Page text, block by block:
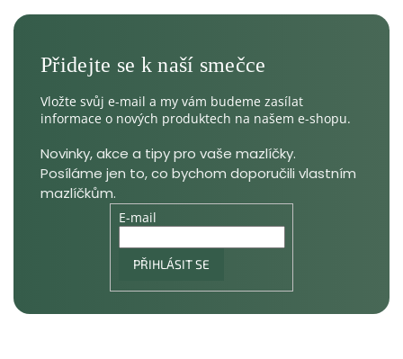
Vložte svůj e-mail a my vám budeme zasílat
informace o nových produktech na našem e-shopu.
E-mail
PŘIHLÁSIT SE